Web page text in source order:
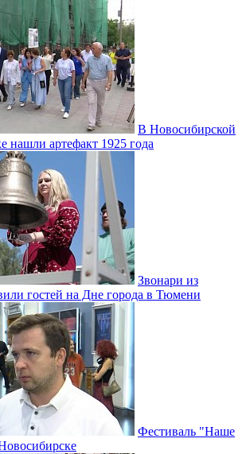
В Новосибирской
нашли артефакт 1925 года
Звонари из
гостей на Дне города в Тюмени
Фестиваль "Наше